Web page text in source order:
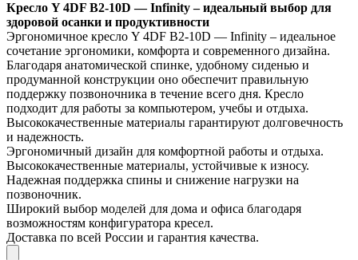
Кресло Y 4DF B2-10D — Infinity – идеальный выбор для
здоровой осанки и продуктивности
Эргономичное кресло Y 4DF B2-10D — Infinity – идеальное
сочетание эргономики, комфорта и современного дизайна.
Благодаря анатомической спинке, удобному сиденью и
продуманной конструкции оно обеспечит правильную
поддержку позвоночника в течение всего дня. Кресло
подходит для работы за компьютером, учебы и отдыха.
Высококачественные материалы гарантируют долговечность
и надежность.
Эргономичный дизайн для комфортной работы и отдыха.
Высококачественные материалы, устойчивые к износу.
Надежная поддержка спины и снижение нагрузки на
позвоночник.
Широкий выбор моделей для дома и офиса благодаря
возможностям конфигуратора кресел.
Доставка по всей России и гарантия качества.